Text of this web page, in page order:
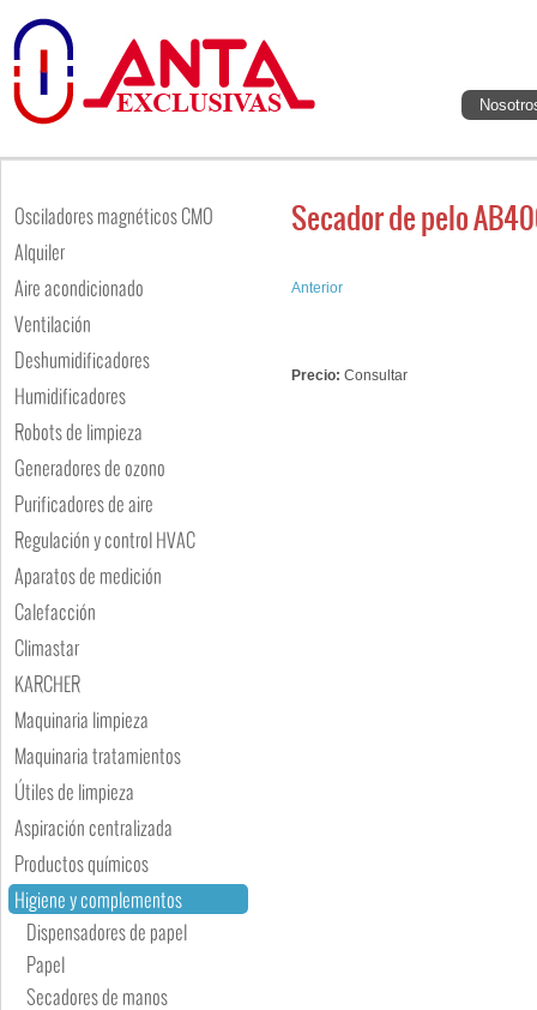
Osciladores magnéticos CMO
Alquiler
Aire acondicionado
Ventilación
Deshumidificadores
Humidificadores
Robots de limpieza
Generadores de ozono
Purificadores de aire
Regulación y control HVAC
Aparatos de medición
Calefacción
Climastar
KARCHER
Maquinaria limpieza
Maquinaria tratamientos
Útiles de limpieza
Aspiración centralizada
Productos químicos
Higiene y complementos
Dispensadores de papel
Papel
Secadores de manos
Secador de pelo
Precio: Consultar
Anterior